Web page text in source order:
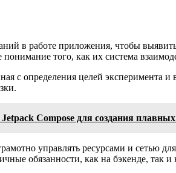
в работе приложения, чтобы
того, как их система
с определения целей эксперимента
Compose для создания
управлять ресурсами и сетью
обязанности, как на бэкенде,